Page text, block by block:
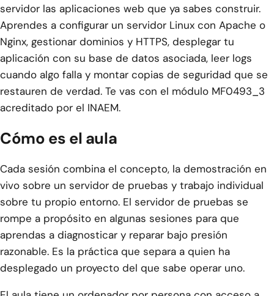
servidor las aplicaciones web que ya sabes construir.
Aprendes a configurar un servidor Linux con Apache o
Nginx, gestionar dominios y HTTPS, desplegar tu
aplicación con su base de datos asociada, leer logs
cuando algo falla y montar copias de seguridad que se
restauren de verdad. Te vas con el módulo MF0493_3
acreditado por el INAEM.
Cómo es el aula
Cada sesión combina el concepto, la demostración en
vivo sobre un servidor de pruebas y trabajo individual
sobre tu propio entorno. El servidor de pruebas se
rompe a propósito en algunas sesiones para que
aprendas a diagnosticar y reparar bajo presión
razonable. Es la práctica que separa a quien ha
desplegado un proyecto del que sabe operar uno.